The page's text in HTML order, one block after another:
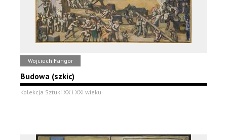
Wojciech Fangor
Budowa (szkic)
Kolekcja Sztuki XX i XXI wieku